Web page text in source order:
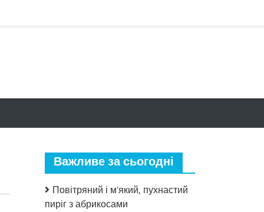
Важливе за сьогодні
Повітряний і м’який, пухнастий
пиріг з абрикосами